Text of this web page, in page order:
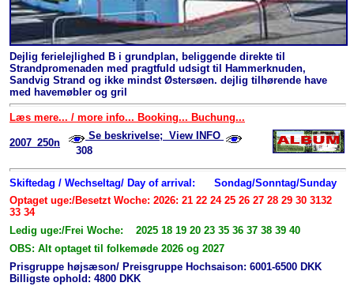
Dejlig ferielejlighed B i grundplan, beliggende direkte til
Strandpromenaden med pragtfuld udsigt til Hammerknuden,
Sandvig Strand og ikke mindst Østersøen. dejlig tilhørende have
med havemøbler og gril
Læs mere... / more info... Booking... Buchung...
2007_250n
Se beskrivelse; View INFO
308
Skiftedag / Wechseltag/ Day of arrival: Sondag/Sonntag/Sunday
Optaget uge:/Besetzt Woche: 2026: 21 22 24 25 26 27 28 29 30 3132
33 34
Ledig uge:/Frei Woche: 2025 18 19 20 23 35 36 37 38 39 40
OBS: Alt optaget til folkemøde 2026 og 2027
Prisgruppe højsæson/ Preisgruppe Hochsaison: 6001-6500 DKK
Billigste ophold: 4800 DKK